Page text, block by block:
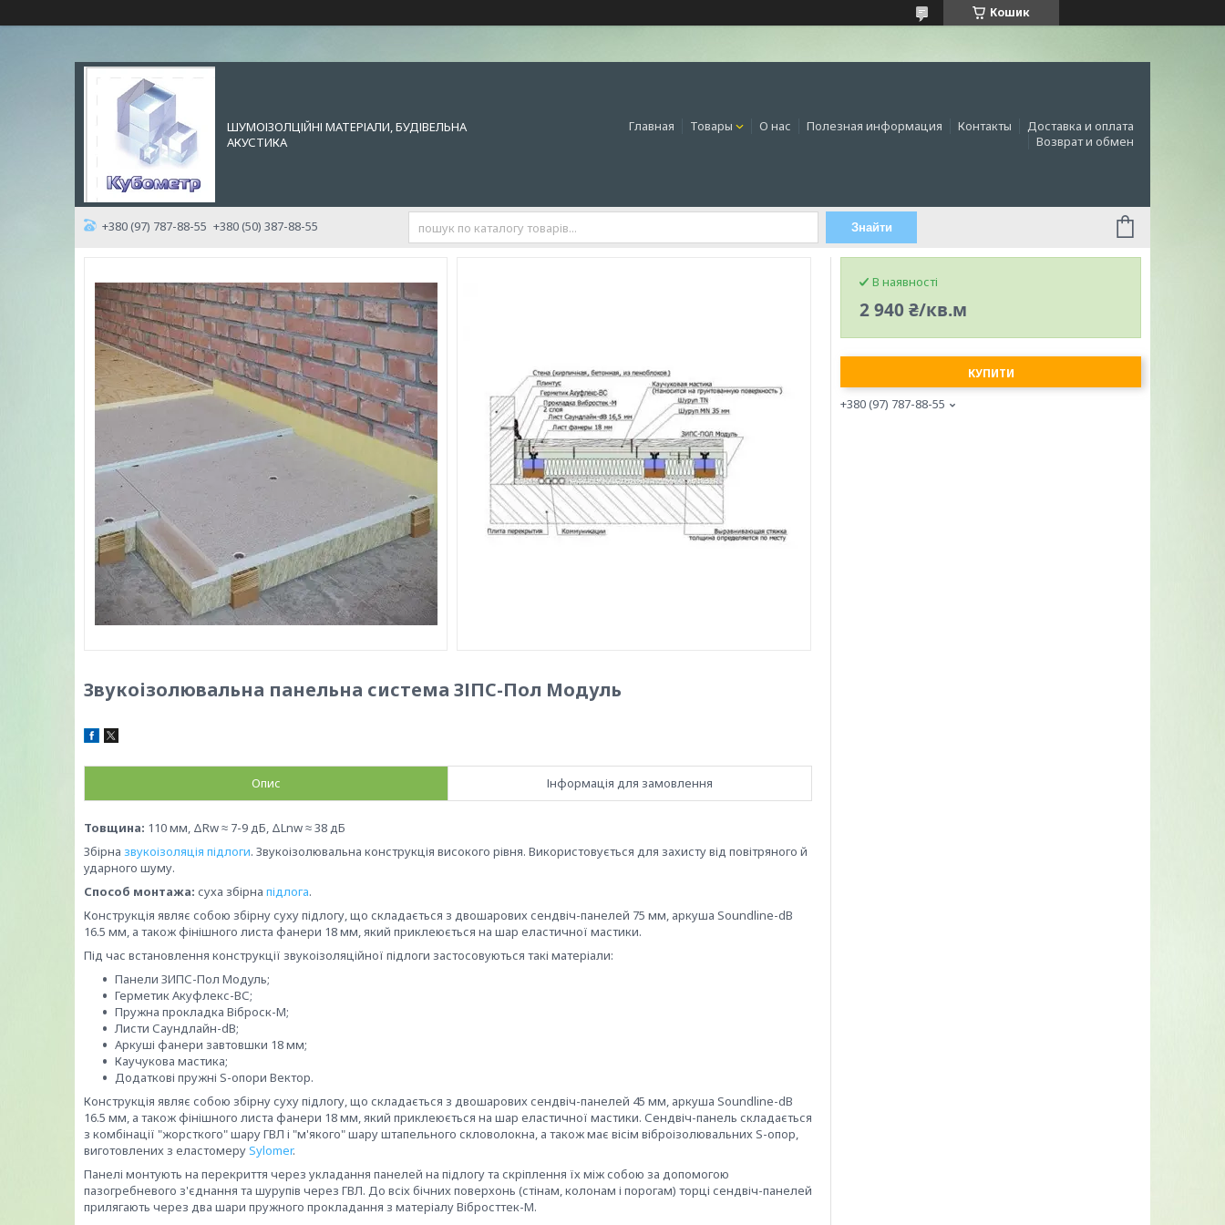
Кошик
ШУМОІЗОЛЦІЙНІ МАТЕРІАЛИ, БУДІВЕЛЬНА
АКУСТИКА
Главная Товары О нас Полезная информация Контакты
Доставка и оплата
Возврат и обмен
+380 (97) 787-88-55 +380 (50) 387-88-55 Знайти
Звукоізолювальна панельна система ЗІПС-Пол Модуль
Опис Інформація для замовлення
Товщина: 110 мм, ΔRw ≈ 7-9 дБ, ΔLnw ≈ 38 дБ
Збірна звукоізоляція підлоги. Звукоізолювальна конструкція високого рівня. Використовується для захисту від повітряного й
ударного шуму.
Способ монтажа: суха збірна підлога.
Конструкція являє собою збірну суху підлогу, що складається з двошарових сендвіч-панелей 75 мм, аркуша Soundline-dB
16.5 мм, а також фінішного листа фанери 18 мм, який приклеюється на шар еластичної мастики.
Під час встановлення конструкції звукоізоляційної підлоги застосовуються такі матеріали:
Панели ЗИПС-Пол Модуль;
Герметик Акуфлекс-ВС;
Пружна прокладка Віброск-М;
Листи Саундлайн-dB;
Аркуші фанери завтовшки 18 мм;
Каучукова мастика;
Додаткові пружні S-опори Вектор.
Конструкція являє собою збірну суху підлогу, що складається з двошарових сендвіч-панелей 45 мм, аркуша Soundline-dB
16.5 мм, а також фінішного листа фанери 18 мм, який приклеюється на шар еластичної мастики. Сендвіч-панель складається
з комбінації "жорсткого" шару ГВЛ і "м'якого" шару штапельного скловолокна, а також має вісім віброізолювальних S-опор,
виготовлених з еластомеруSylomer.
Панелі монтують на перекриття через укладання панелей на підлогу та скріплення їх між собою за допомогою
пазогребневого з'єднання та шурупів через ГВЛ. До всіх бічних поверхонь (стінам, колонам і порогам) торці сендвіч-панелей
прилягають через два шари пружного прокладання з матеріалу Вібросттек-М.
В наявності
2 940 ₴/кв.м
КУПИТИ
+380 (97) 787-88-55